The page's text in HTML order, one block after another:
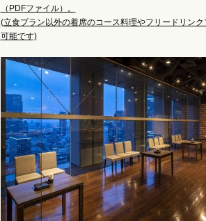
（PDFファイル）。
(立食プラン以外の着席のコース料理やフリードリン
可能です)